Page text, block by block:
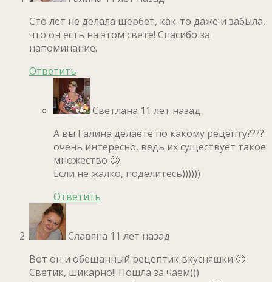
Сто лет не делала щербет, как-то даже и забыла,
что он есть на этом свете! Спасибо за
напоминание.
Ответить
Светлана 11 лет назад
А вы Галина делаете по какому рецепту????
очень интересно, ведь их существует такое
множество 🙂
Если не жалко, поделитесь))))))
Ответить
Славяна 11 лет назад
Вот он и обещанный рецептик вкусняшки 🙂
Светик, шикарно!! Пошла за чаем)))